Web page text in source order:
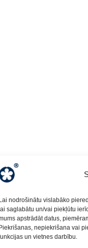
Lai nodrošinātu vislabāko
lai saglabātu un/vai piekļūtu
apstrādāt datus,
Piekrišanas, nepiekrišana vai
un vietnes darbību.